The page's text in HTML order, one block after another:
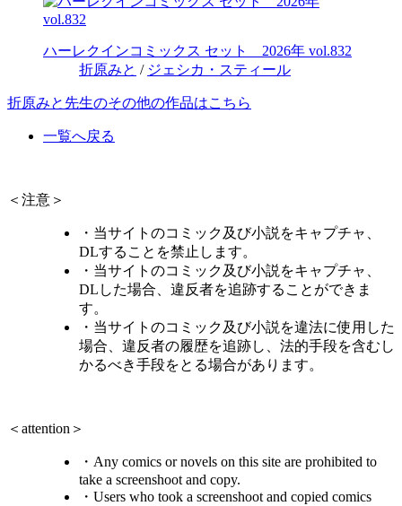
ハーレクインコミックス セット 2026年 vol.832
折原みと / ジェシカ・スティール
折原みと先生のその他の作品はこちら
一覧へ戻る
＜注意＞
・当サイトのコミック及び小説をキャプチャ、
DLすることを禁止します。
・当サイトのコミック及び小説をキャプチャ、
DLした場合、違反者を追跡することができま
す。
・当サイトのコミック及び小説を違法に使用した
場合、違反者の履歴を追跡し、法的手段を含むし
かるべき手段をとる場合があります。
＜attention＞
・Any comics or novels on this site are prohibited to
take a screenshoot and copy.
・Users who took a screenshoot and copied comics